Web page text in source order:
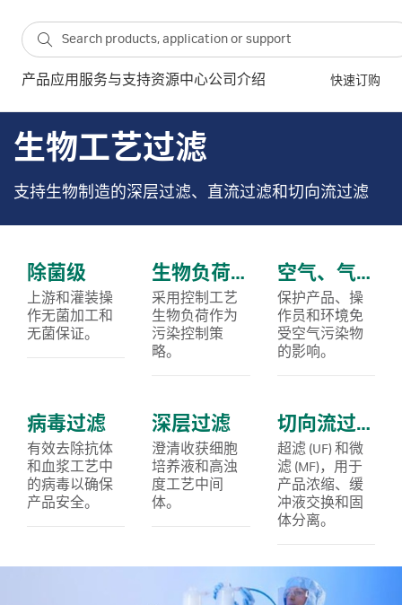
产品应用 服务与支持资源中心公司介绍 快速订购
生物工艺过滤
支持生物制造的深层过滤、直流过滤和切向流过滤
除菌级
上游和灌装操
作无菌加工和
无菌保证。
生物负荷降低
采用控制工艺
生物负荷作为
污染控制策
略。
空气、气体和通气过滤器
保护产品、操
作员和环境免
受空气污染物
的影响。
病毒过滤
有效去除抗体
和血浆工艺中
的病毒以确保
产品安全。
深层过滤
澄清收获细胞
培养液和高浊
度工艺中间
体。
切向流过滤
超滤 (UF) 和微
滤 (MF)，用于
产品浓缩、缓
冲液交换和固
体分离。